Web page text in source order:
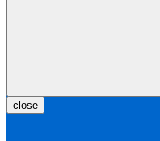
close